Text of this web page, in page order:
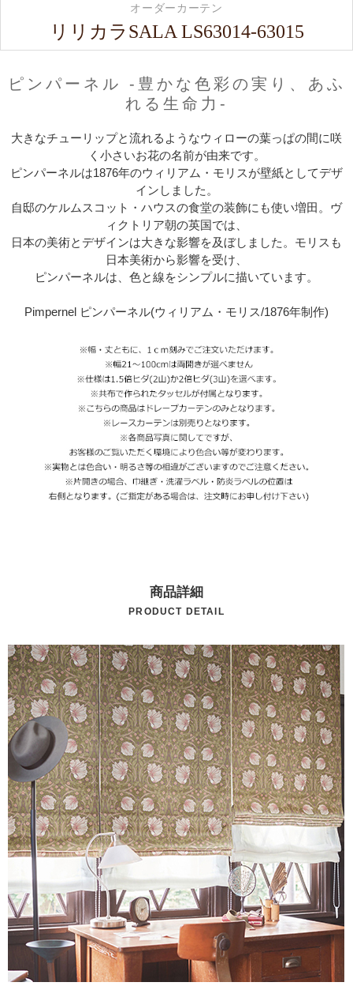
ピンパーネル -豊かな色彩の実り、あふ
れる生命力-
オーダーカーテン
リリカラSALA LS63014-63015
大きなチューリップと流れるようなウィローの葉っぱの間に咲
く小さいお花の名前が由来です。
ピンパーネルは1876年のウィリアム・モリスが壁紙としてデザ
インしました。
自邸のケルムスコット・ハウスの食堂の装飾にも使い増田。ヴ
ィクトリア朝の英国では、
日本の美術とデザインは大きな影響を及ぼしました。モリスも
日本美術から影響を受け、
ピンパーネルは、色と線をシンプルに描いています。
Pimpernel ピンパーネル(ウィリアム・モリス/1876年制作)
商品詳細
PRODUCT DETAIL